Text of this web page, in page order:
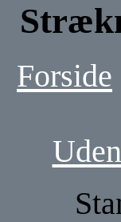
Forside